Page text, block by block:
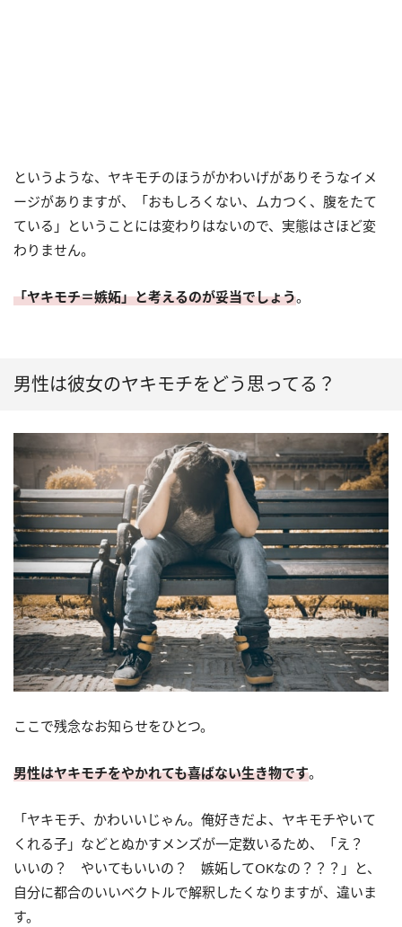
というような、ヤキモチのほうがかわいげがありそうなイメ
ージがありますが、「おもしろくない、ムカつく、腹をたて
ている」ということには変わりはないので、実態はさほど変
わりません。
「ヤキモチ＝嫉妬」と考えるのが妥当でしょう。
男性は彼女のヤキモチをどう思ってる？
ここで残念なお知らせをひとつ。
男性はヤキモチをやかれても喜ばない生き物です。
「ヤキモチ、かわいいじゃん。俺好きだよ、ヤキモチやいて
くれる子」などとぬかすメンズが一定数いるため、「え？
いいの？ やいてもいいの？ 嫉妬してOKなの？？？」と、
自分に都合のいいベクトルで解釈したくなりますが、違いま
す。